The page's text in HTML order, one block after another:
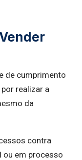
de cumprimento
realizar a
da
contra
ou em processo